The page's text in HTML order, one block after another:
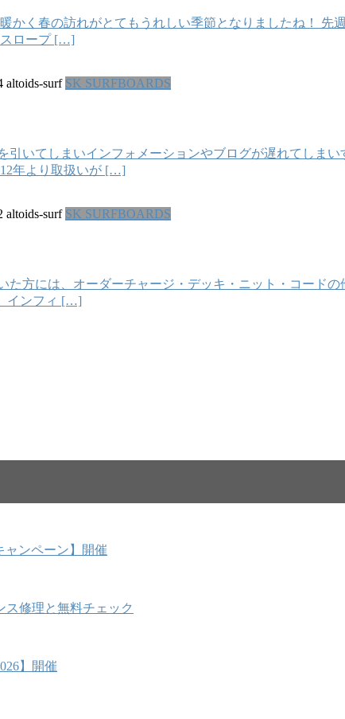
かく春の訪れがとてもうれしい季節となりましたね！
スロープ […]
altoids-surf SK SURFBOARDS
引いてしまいインフォメーションやブログが遅れてしま
年より取扱いが […]
altoids-surf SK SURFBOARDS
た方には、オーダーチャージ・デッキ・ニット・コード
インフィ […]
ャンペーン】開催
ス修理と無料チェック
】開催